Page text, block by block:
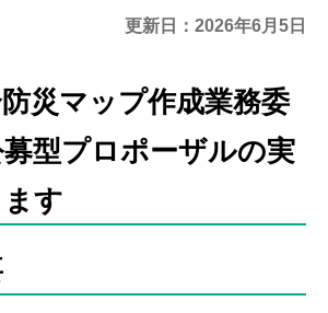
更新日：2026年6月5日
災マップ作成業務委
型プロポーザルの実
す